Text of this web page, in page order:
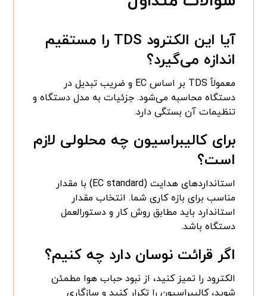
آیا این الکترود TDS را مستقیم
اندازه می‌گیرد؟
معمولاً TDS بر اساس EC و ضریب تبدیل در
دستگاه محاسبه می‌شود. جزئیات به مدل دستگاه و
تنظیمات آن بستگی دارد.
برای کالیبراسیون چه محلولی لازم
است؟
استانداردهای هدایت (EC standard) با مقدار
مناسب برای بازه کاری شما. انتخاب مقدار
استاندارد باید مطابق روش کار و دستورالعمل
دستگاه باشد.
اگر قرائت نوسان دارد چه کنیم؟
الکترود را تمیز کنید، از نبود حباب هوا مطمئن
شوید، کالیبراسیون را تکرار کنید و سازگاری